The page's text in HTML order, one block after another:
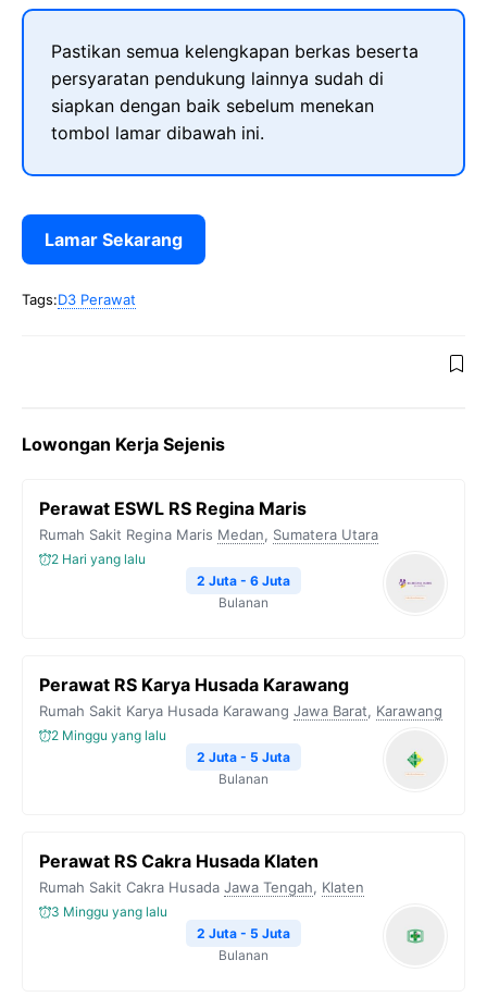
Pastikan semua kelengkapan berkas beserta
persyaratan pendukung lainnya sudah di
siapkan dengan baik sebelum menekan
tombol lamar dibawah ini.
Lamar Sekarang
Tags:D3 Perawat
Lowongan Kerja Sejenis
Perawat ESWL RS Regina Maris
Rumah Sakit Regina Maris Medan, Sumatera Utara
2 Hari yang lalu
2 Juta - 6 Juta
Bulanan
Perawat RS Karya Husada Karawang
Rumah Sakit Karya Husada Karawang Jawa Barat, Karawang
2 Minggu yang lalu
2 Juta - 5 Juta
Bulanan
Perawat RS Cakra Husada Klaten
Rumah Sakit Cakra Husada Jawa Tengah, Klaten
3 Minggu yang lalu
2 Juta - 5 Juta
Bulanan